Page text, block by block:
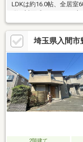
LDKは約16.0帖、全居室
置、家事動線に配慮・
燥機付・南向きバルコ
る)▼設備・食洗機・浄
谷田食品館 徒歩4分(約
730m)■ ご希望の住ま
物件の詳細・ご相談はお
埼玉県入間市
2階建て